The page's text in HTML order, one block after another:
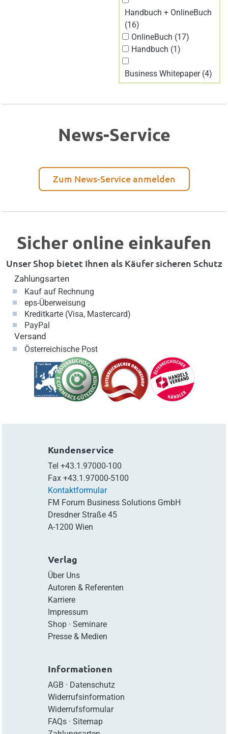
Handbuch + OnlineBuch
(16)
OnlineBuch (17)
Handbuch (1)
Business Whitepaper (4)
News-Service
Zum News-Service anmelden
Sicher online einkaufen
Unser Shop bietet Ihnen als Käufer sicheren Schutz
Zahlungsarten
Kauf auf Rechnung
eps-Überweisung
Kreditkarte (Visa, Mastercard)
PayPal
Versand
Österreichische Post
Kundenservice
Tel +43.1.97000-100
Fax +43.1.97000-5100
Kontaktformular
FM Forum Business Solutions GmbH
Dresdner Straße 45
A-1200 Wien
Verlag
Über Uns
Autoren & Referenten
Karriere
Impressum
Shop· Seminare
Presse & Medien
Informationen
AGB · Datenschutz
Widerrufsinformation
Widerrufsformular
FAQs· Sitemap